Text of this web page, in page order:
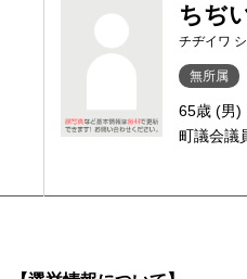
ちぢ
チヂイワ
無所属
65歳 (男)
町議会議